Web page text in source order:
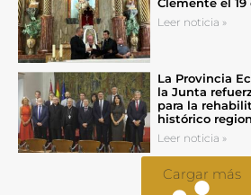
Leer noticia »
La Provincia
la Junta
para la
histórico
Leer noticia »
Cargar más